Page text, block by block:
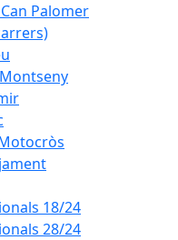
Palomer
18/24
28/24